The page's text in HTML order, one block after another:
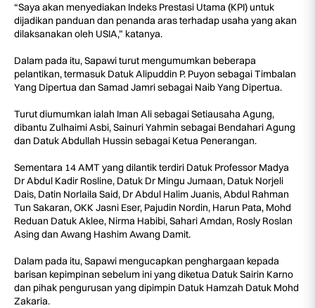
“Saya akan menyediakan Indeks Prestasi Utama (KPI) untuk
dijadikan panduan dan penanda aras terhadap usaha yang akan
dilaksanakan oleh USIA,” katanya.
Dalam pada itu, Sapawi turut mengumumkan beberapa
pelantikan, termasuk Datuk Alipuddin P. Puyon sebagai Timbalan
Yang Dipertua dan Samad Jamri sebagai Naib Yang Dipertua.
Turut diumumkan ialah Iman Ali sebagai Setiausaha Agung,
dibantu Zulhaimi Asbi, Sainuri Yahmin sebagai Bendahari Agung
dan Datuk Abdullah Hussin sebagai Ketua Penerangan.
Sementara 14 AMT yang dilantik terdiri Datuk Professor Madya
Dr Abdul Kadir Rosline, Datuk Dr Mingu Jumaan, Datuk Norjeli
Dais, Datin Norlaila Said, Dr Abdul Halim Juanis, Abdul Rahman
Tun Sakaran, OKK Jasni Eser, Pajudin Nordin, Harun Pata, Mohd
Reduan Datuk Aklee, Nirma Habibi, Sahari Amdan, Rosly Roslan
Asing dan Awang Hashim Awang Damit.
Dalam pada itu, Sapawi mengucapkan penghargaan kepada
barisan kepimpinan sebelum ini yang diketua Datuk Sairin Karno
dan pihak pengurusan yang dipimpin Datuk Hamzah Datuk Mohd
Zakaria.